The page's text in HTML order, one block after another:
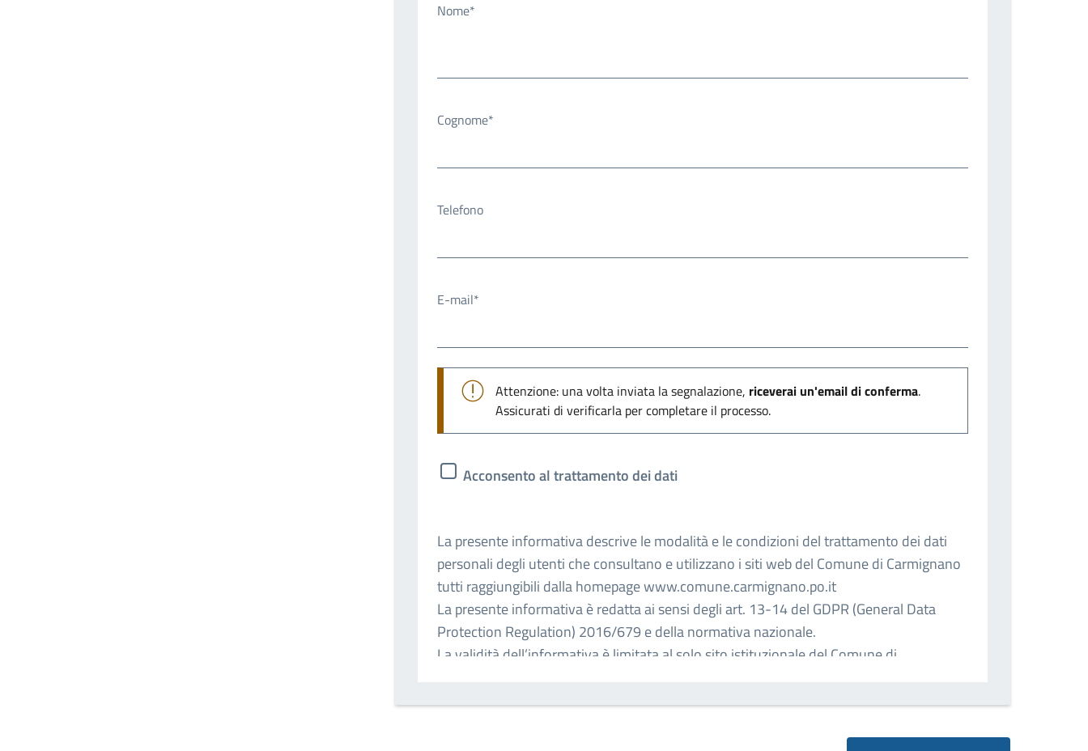
Nome*
Cognome*
Telefono
E-mail*
Attenzione: una volta inviata la segnalazione, riceverai un'email di conferma.
Assicurati di verificarla per completare il processo.
Acconsento al trattamento dei dati
La presente informativa descrive le modalità e le condizioni del trattamento dei dati
personali degli utenti che consultano e utilizzano i siti web del Comune di Carmignano
tutti raggiungibili dalla homepage www.comune.carmignano.po.it
La presente informativa è redatta ai sensi degli art. 13-14 del GDPR (General Data
Protection Regulation) 2016/679 e della normativa nazionale.
La validità dell’informativa è limitata al solo sito istituzionale del Comune di
collegamento ipertestuale (Enti, Associazioni, Società…).